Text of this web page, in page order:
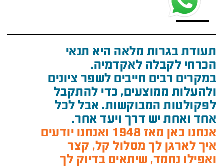
תעודת בגרות מלאה היא תנאי
הכרחי לקבלה לאקדמיה.
במקרים רבים חייבים לשפר ציונים
ולהעלות ממוצעים, כדי להתקבל
לפקולטות המבוקשות. אבל לכל
אחד ואחת יש דרך ויעד אחר.
אנחנו כאן מאז 1948 ואנחנו יודעים
איך לארגן לך מסלול קל, קצר
ואפילו נחמד, שיתאים בדיוק לך